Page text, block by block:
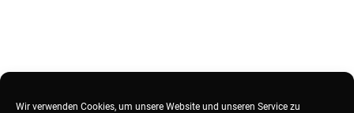
Wir verwenden Cookies, um unsere Website und unseren Service zu